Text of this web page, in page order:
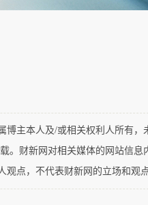
太大，我觉得可以禁止
子也可以包在里面。即
低成本的办法实现安全
的动作，就能降低车祸
主本人及/或相关权利人所有，
。财新网对相关媒体的网站信息
点，不代表财新网的立场和观点